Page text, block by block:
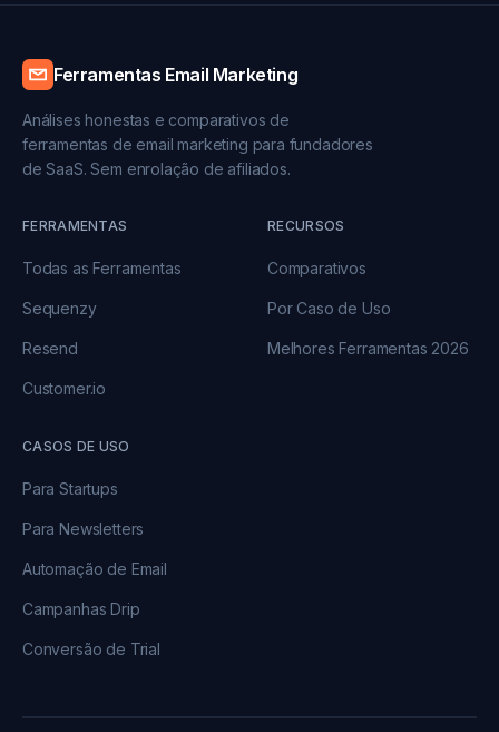
Ferramentas Email Marketing
Análises honestas e comparativos de
ferramentas de email marketing para fundadores
de SaaS. Sem enrolação de afiliados.
FERRAMENTAS
Todas as Ferramentas
Sequenzy
Resend
Customer.io
RECURSOS
Comparativos
Por Caso de Uso
Melhores Ferramentas 2026
CASOS DE USO
Para Startups
Para Newsletters
Automação de Email
Campanhas Drip
Conversão de Trial